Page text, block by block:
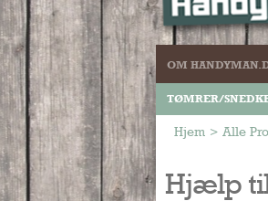
OM
TØMRER/
Hjem > Alle
Hjælp